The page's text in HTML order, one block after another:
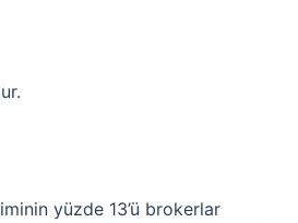
yüzde 13’ü brokerlar